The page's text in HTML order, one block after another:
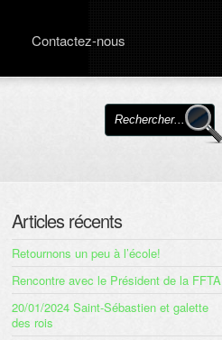
Contactez-nous
Articles récents
Retournons un peu à l’école!
Rencontre avec le Président de la FFTA
20/01/2024 Saint-Sébastien et galette
des rois